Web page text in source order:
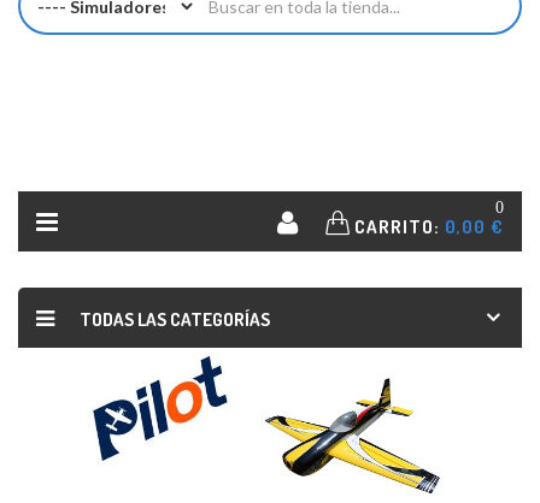
0
CARRITO: 0,00 €
TODAS LAS CATEGORÍAS